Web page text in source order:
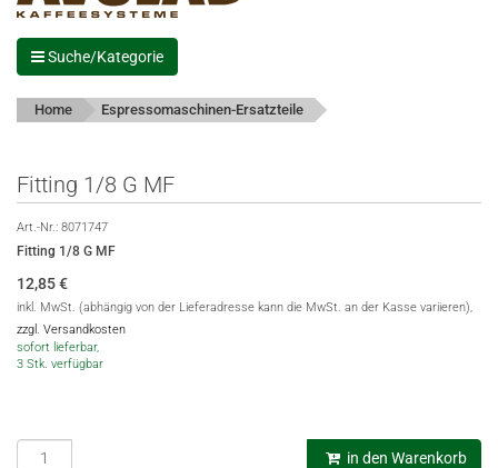
Suche/Kategorie
Home Espressomaschinen-Ersatzteile
Fitting 1/8 G MF
Art.-Nr.: 8071747
Fitting 1/8 G MF
12,85€
inkl. MwSt. (abhängig von der Lieferadresse kann die MwSt. an der Kasse variieren),
zzgl. Versandkosten
sofort lieferbar,
3 Stk. verfügbar
in den Warenkorb